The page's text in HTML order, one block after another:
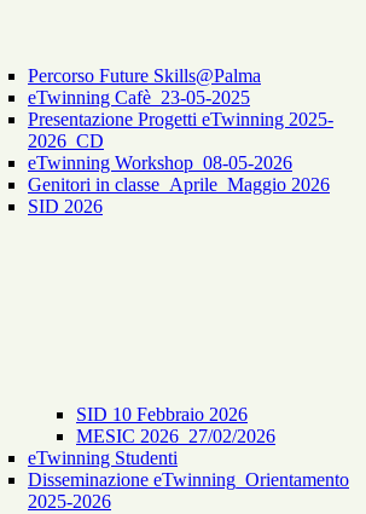
Percorso Future Skills@Palma
eTwinning Cafè_23-05-2025
Presentazione Progetti eTwinning 2025-
2026_CD
eTwinning Workshop_08-05-2026
Genitori in classe_Aprile_Maggio 2026
SID 2026
SID 10 Febbraio 2026
MESIC 2026_27/02/2026
eTwinning Studenti
Disseminazione eTwinning_Orientamento
2025-2026